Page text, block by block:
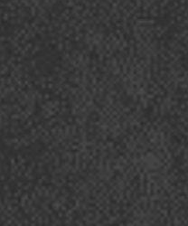
LERNEN